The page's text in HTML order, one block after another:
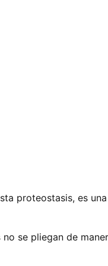
proteostasis, es
se pliegan de